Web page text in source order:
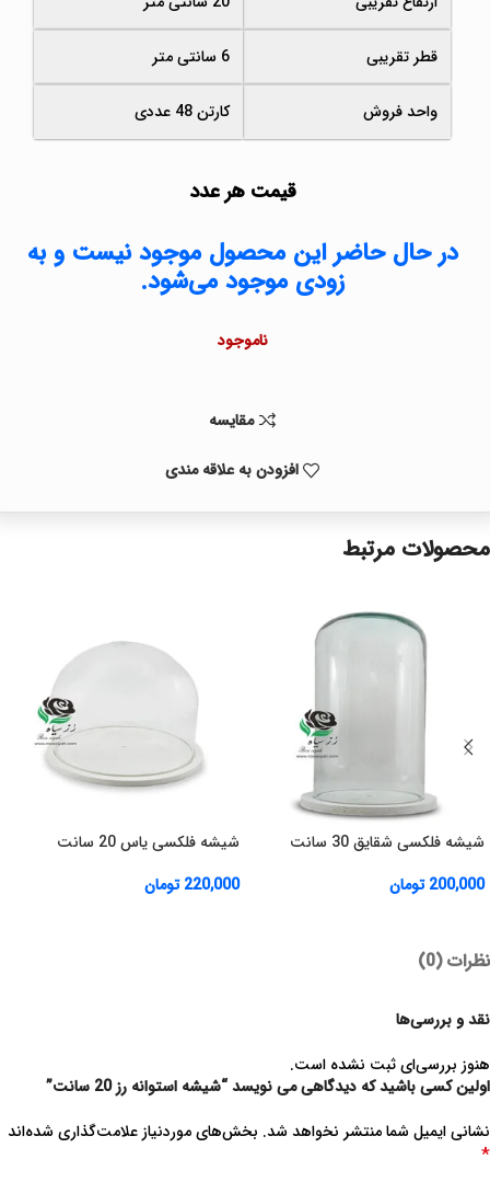
قطر تقریبی 6 سانتی متر
واحد فروش کارتن 48 عددی
قیمت هر عدد
در حال حاضر این محصول موجود نیست و به
زودی موجود می‌شود.
ناموجود
مقايسه
افزودن به علاقه مندی
محصولات مرتبط
شیشه فلکسی شقایق 30 سانت
200,000 تومان
شیشه فلکسی یاس 20 سانت
220,000 تومان
نظرات (0)
نقد و بررسی‌ها
هنوز بررسی‌ای ثبت نشده است.
اولین کسی باشید که دیدگاهی می نویسد “شیشه استوانه رز 20 سانت”
نشانی ایمیل شما منتشر نخواهد شد. بخش‌های موردنیاز علامت‌گذاری شده‌اند
*